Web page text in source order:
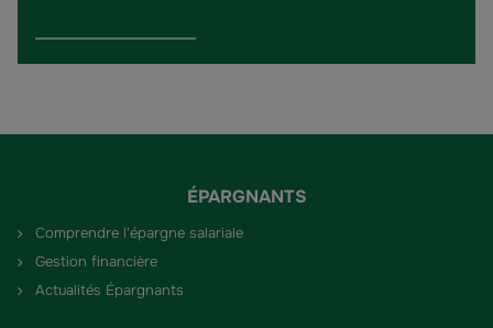
ÉPARGNANTS
Comprendre l'épargne salariale
Gestion financière
Actualités Épargnants